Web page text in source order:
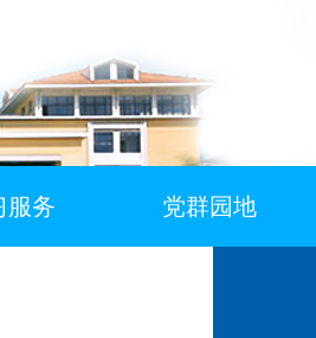
服务 党群园地